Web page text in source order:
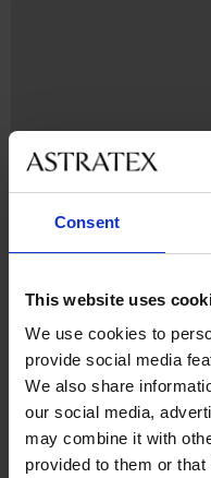
Consent
This website uses
We use cookies to
provide social media
We also share
our social media,
may combine it with
provided to them or
Podprsenka Spacer 3D
Grace New
1 199 Kč